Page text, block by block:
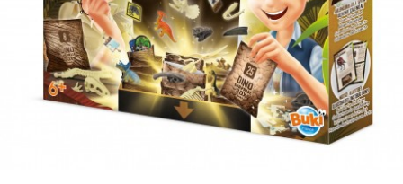
Bebeluși
Diverse
Păpuși
Mașinuțe